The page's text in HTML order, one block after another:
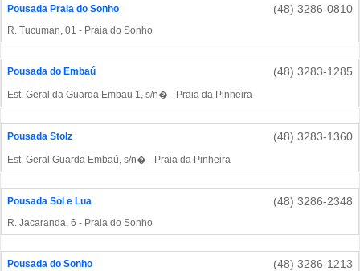
Pousada Praia do Sonho (48) 3286-0810
R. Tucuman, 01 - Praia do Sonho
Pousada do Embaú (48) 3283-1285
Est. Geral da Guarda Embau 1, s/n� - Praia da Pinheira
Pousada Stolz (48) 3283-1360
Est. Geral Guarda Embaú, s/n� - Praia da Pinheira
Pousada Sol e Lua (48) 3286-2348
R. Jacaranda, 6 - Praia do Sonho
Pousada do Sonho (48) 3286-1213